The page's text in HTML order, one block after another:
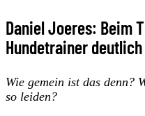
Daniel Joeres: Beim
Hundetrainer deutlich
Wie gemein ist das denn?
so leiden?